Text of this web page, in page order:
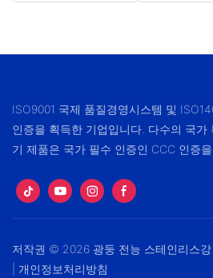
ISO9001 국제 품질경영시스템 및
인증을 획득한 기업입니다. 다수의 국가
기 제품은 국가 필수 인증인 CCC 인증
저작권 © 2026 광둥 전능 스테인리스강
개인정보처리방침